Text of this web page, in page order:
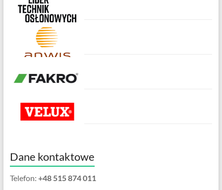
Dane kontaktowe
Telefon: +48 515 874 011